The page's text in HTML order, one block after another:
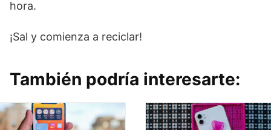
hora.
¡Sal y comienza a reciclar!
También podría interesarte: